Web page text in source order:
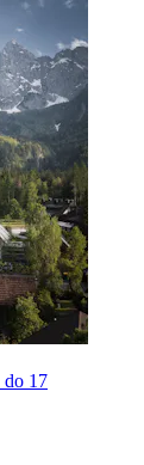
do 17